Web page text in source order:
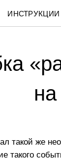
ИНСТРУКЦИИ
такой же
такого